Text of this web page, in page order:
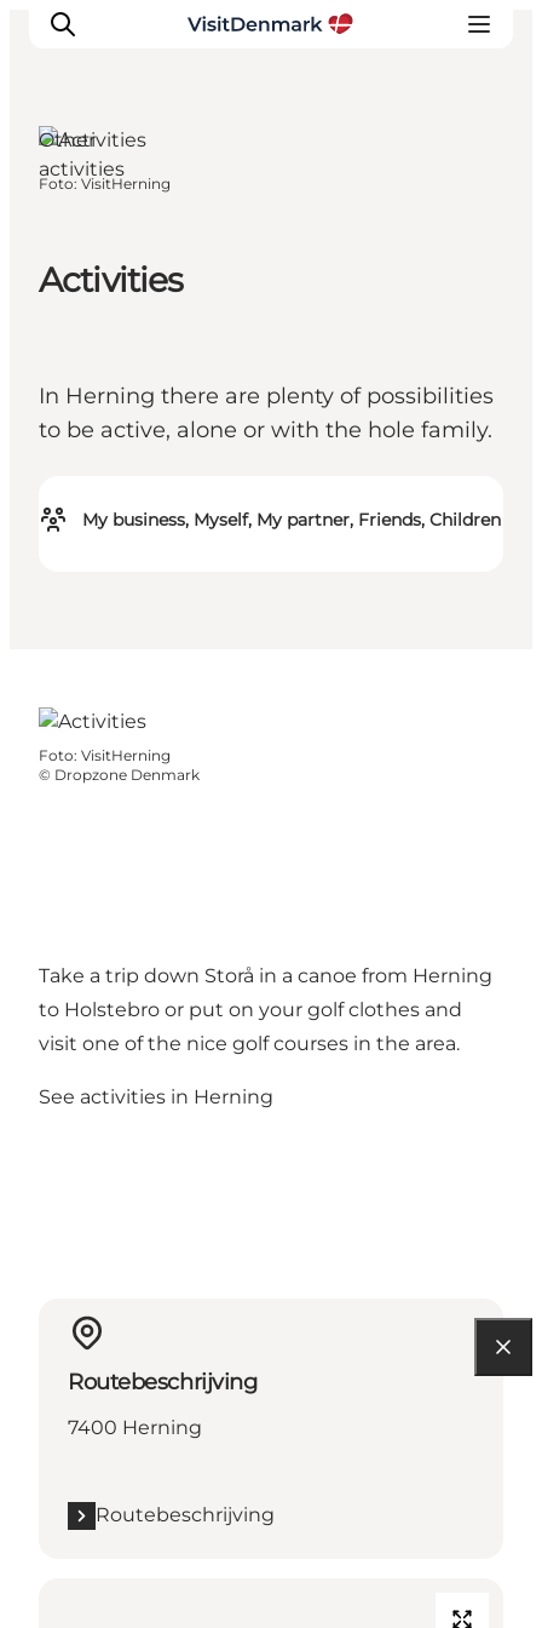
Wat te doen
Activities
In Herning there are plenty of possibilities
to be active, alone or with the hole family.
My business, Myself, My partner, Friends, Children
Other
activities
Foto: VisitHerning
Foto: VisitHerning
© Dropzone Denmark
Take a trip down Storå in a canoe from Herning
to Holstebro or put on your golf clothes and
visit one of the nice golf courses in the area.
See activities in Herning
Routebeschrijving
7400 Herning
Routebeschrijving